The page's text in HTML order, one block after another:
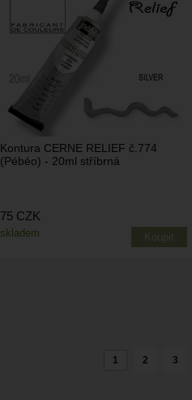
Kontura CERNE RELIEF č.774
(Pébéo) - 20ml stříbrná
skladem
75 CZK
1 2 3